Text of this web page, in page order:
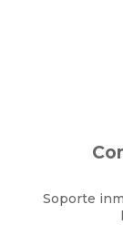
Soporte